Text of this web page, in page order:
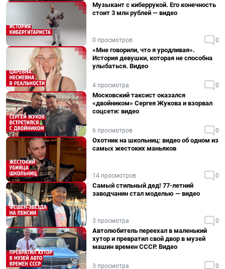
Музыкант с киберрукой. Его конечность
стоит 3 млн рублей — видео
0 просмотров 0
«Мне говорили, что я уродливая».
История девушки, которая не способна
улыбаться. Видео
4 просмотра 0
Московский таксист оказался
«двойником» Сергея Жукова и взорвал
соцсети: видео
6 просмотров 0
Охотник на школьниц: видео об одном из
самых жестоких маньяков
14 просмотров 0
Самый стильный дед! 77-летний
заводчанин стал моделью — видео
3 просмотра 0
Автолюбитель переехал в маленький
хутор и превратил свой двор в музей
машин времен СССР. Видео
3 просмотра 0